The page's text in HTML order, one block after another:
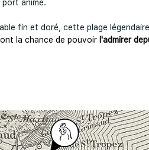
animé.
fin et doré, cette plage
la chance de pouvoir l'admirer